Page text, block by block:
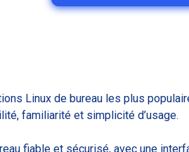
Linux de bureau les plus
familiarité et simplicité d’usage.
fiable et sécurisé, avec une